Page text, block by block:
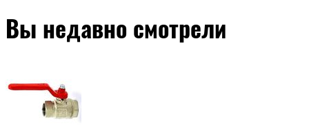
Вы недавно смотрели